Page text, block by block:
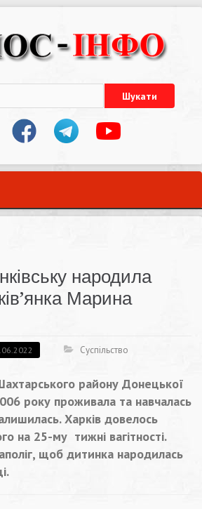
народила
Марина
Суспільство
району Донецької
року проживала та навчалась
Харків довелось
на 25-му тижні вагітності.
щоб дитинка народилась